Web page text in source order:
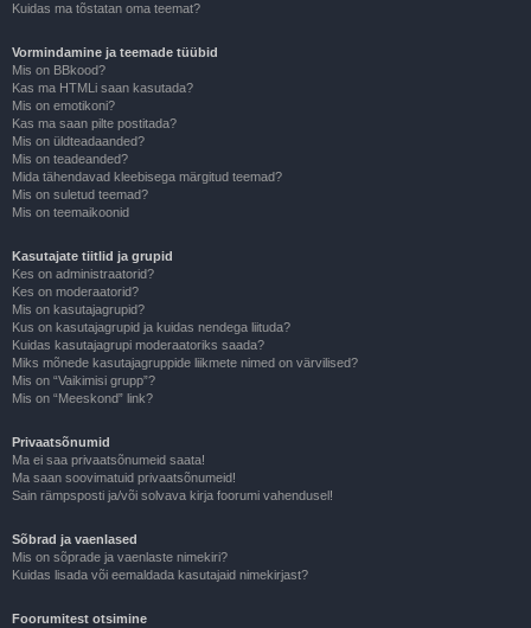
Kuidas ma tõstatan oma teemat?
Vormindamine ja teemade tüübid
Mis on BBkood?
Kas ma HTMLi saan kasutada?
Mis on emotikoni?
Kas ma saan pilte postitada?
Mis on üldteadaanded?
Mis on teadeanded?
Mida tähendavad kleebisega märgitud teemad?
Mis on suletud teemad?
Mis on teemaikoonid
Kasutajate tiitlid ja grupid
Kes on administraatorid?
Kes on moderaatorid?
Mis on kasutajagrupid?
Kus on kasutajagrupid ja kuidas nendega liituda?
Kuidas kasutajagrupi moderaatoriks saada?
Miks mõnede kasutajagruppide liikmete nimed on värvilised?
Mis on “Vaikimisi grupp”?
Mis on “Meeskond” link?
Privaatsõnumid
Ma ei saa privaatsõnumeid saata!
Ma saan soovimatuid privaatsõnumeid!
Sain rämpsposti ja/või solvava kirja foorumi vahendusel!
Sõbrad ja vaenlased
Mis on sõprade ja vaenlaste nimekiri?
Kuidas lisada või eemaldada kasutajaid nimekirjast?
Foorumitest otsimine